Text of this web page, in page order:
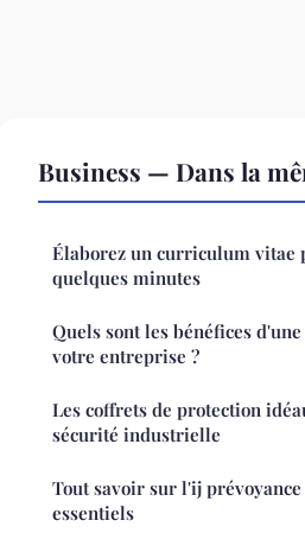
Business — Dans la
Élaborez un curriculum vitae
quelques minutes
Quels sont les bénéfices
votre entreprise ?
Les coffrets de protection
sécurité industrielle
Tout savoir sur l'ij prévoyance
essentiels